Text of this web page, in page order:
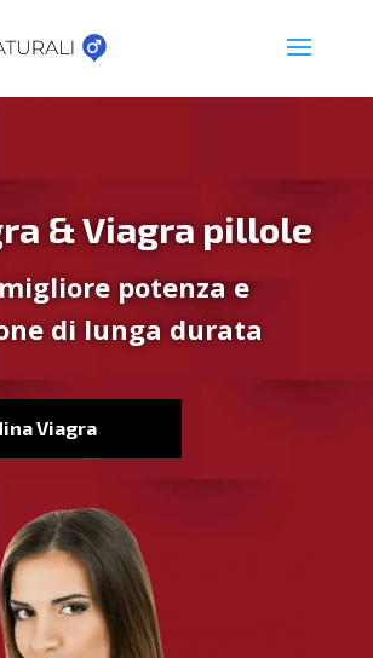
& Viagra pillole
potenza e
di lunga durata
Viagra